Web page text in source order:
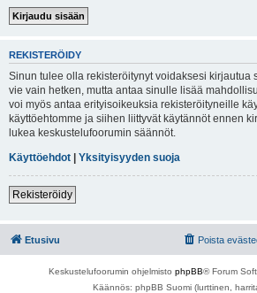
REKISTERÖIDY
Sinun tulee olla rekisteröitynyt voidaksesi kirjautua
vie vain hetken, mutta antaa sinulle lisää
voi myös antaa erityisoikeuksia rekisteröityneille
käyttöehtomme ja siihen liittyvät käytännöt ennen
lukea keskustelufoorumin säännöt.
Käyttöehdot | Yksityisyyden suoja
Rekisteröidy
Etusivu Poista
Keskustelufoorumin ohjelmisto phpBB® Forum
Käännös: phpBB Suomi (lurttinen,